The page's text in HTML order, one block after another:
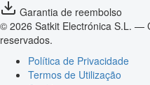
Garantia de reembolso
© 2026 Satkit Electrónica S.L. —
reservados.
Política de Privacidade
Termos de Utilização